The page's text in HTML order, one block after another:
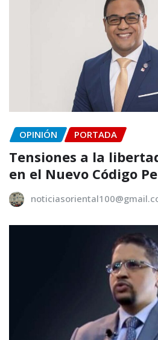
OPINIÓN PORTADA
Tensiones a la
en el Nuevo Código